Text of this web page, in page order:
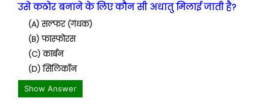
उसे कठोर बनाने के लिए कौन सी अधातु मिलाई जाती है?
(A) सल्फर (गंधक)
(B) फास्फोरस
(C) कार्बन
(D) सिलिकॉन
Show Answer